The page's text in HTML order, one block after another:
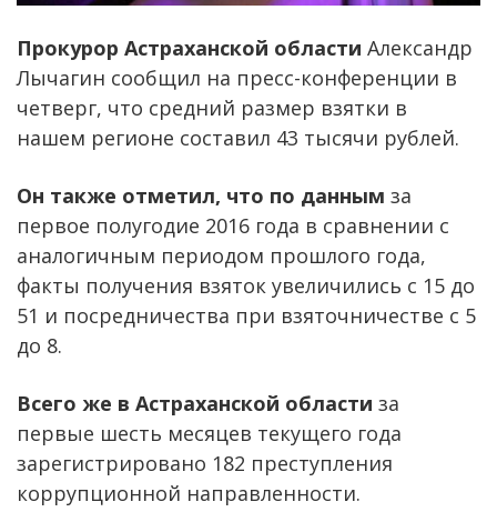
Прокурор Астраханской области Александр
Лычагин сообщил на пресс-конференции в
четверг, что средний размер взятки в
нашем регионе составил 43 тысячи рублей.
Он также отметил, что по данным за
первое полугодие 2016 года в сравнении с
аналогичным периодом прошлого года,
факты получения взяток увеличились с 15 до
51 и посредничества при взяточничестве с 5
до 8.
Всего же в Астраханской области за
первые шесть месяцев текущего года
зарегистрировано 182 преступления
коррупционной направленности.